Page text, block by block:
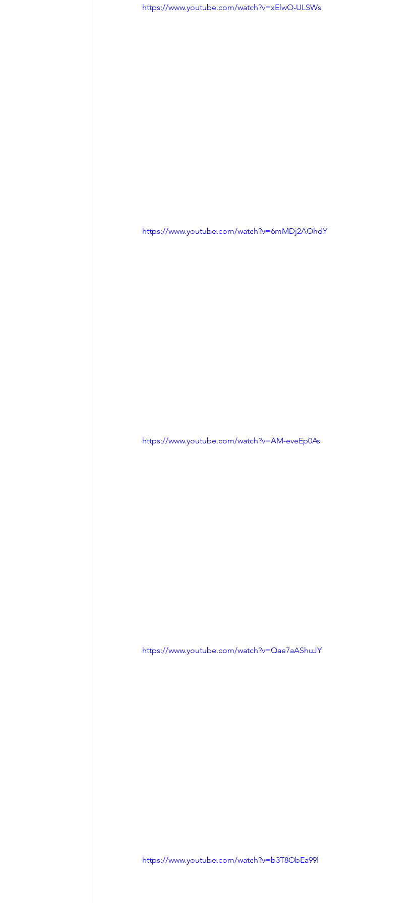
https://www.youtube.com/watch?v=xElwO-ULSWs
https://www.youtube.com/watch?v=6mMDj2AOhdY
https://www.youtube.com/watch?v=AM-eveEp0As
https://www.youtube.com/watch?v=Qae7aAShuJY
https://www.youtube.com/watch?v=b3T8ObEa99I